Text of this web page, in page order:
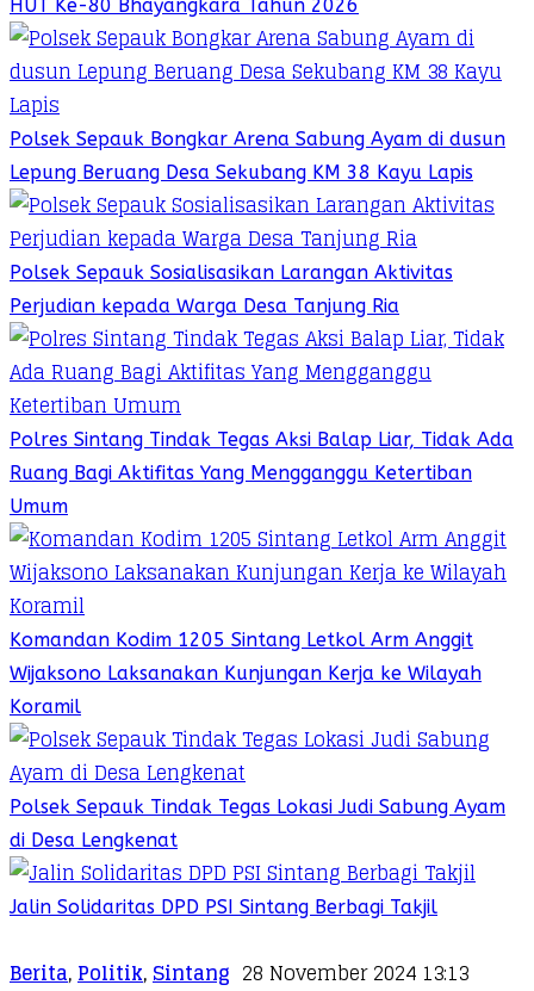
HUT Ke-80 Bhayangkara Tahun 2026
Polsek Sepauk Bongkar Arena Sabung Ayam di dusun
Lepung Beruang Desa Sekubang KM 38 Kayu Lapis
Polsek Sepauk Sosialisasikan Larangan Aktivitas
Perjudian kepada Warga Desa Tanjung Ria
Polres Sintang Tindak Tegas Aksi Balap Liar, Tidak Ada
Ruang Bagi Aktifitas Yang Mengganggu Ketertiban
Umum
Komandan Kodim 1205 Sintang Letkol Arm Anggit
Wijaksono Laksanakan Kunjungan Kerja ke Wilayah
Koramil
Polsek Sepauk Tindak Tegas Lokasi Judi Sabung Ayam
di Desa Lengkenat
Jalin Solidaritas DPD PSI Sintang Berbagi Takjil
Berita,Politik,Sintang 28 November 2024 13:13